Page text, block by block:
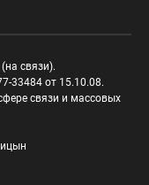
связи).
33484 от 15.10.08.
связи и массовых